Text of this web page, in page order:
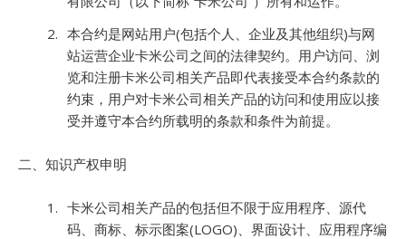
本合约是网站用户(包括个人、企业及其他组织)与网
站运营企业卡米公司之间的法律契约。用户访问、浏
览和注册卡米公司相关产品即代表接受本合约条款的
约束，用户对卡米公司相关产品的访问和使用应以接
受并遵守本合约所载明的条款和条件为前提。
二、知识产权申明
卡米公司相关产品的包括但不限于应用程序、源代
码、商标、标示图案(LOGO)、界面设计、应用程序编